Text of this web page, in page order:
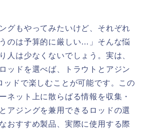
グもやってみたいけど、それぞれ
のは予算的に厳しい…」そんな悩
人は少なくないでしょう。実は、
ッドを選べば、トラウトとアジン
ッドで楽しむことが可能です。この
ネット上に散らばる情報を収集・
アジングを兼用できるロッドの選
おすすめ製品、実際に使用する際